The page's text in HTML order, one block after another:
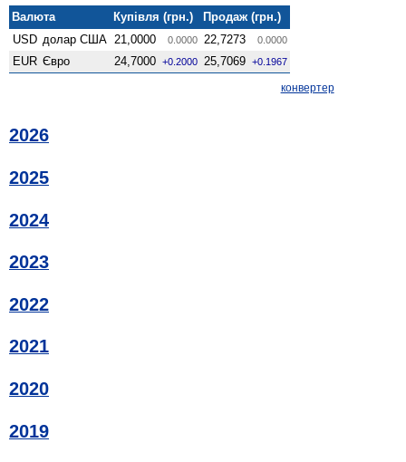
Валюта Купівля (грн.)
Продаж (грн.)
USD долар США 21,0000 0.0000 22,7273 0.0000
EUR Євро 24,7000 +0.2000 25,7069 +0.1967
конвертер
2026
2025
2024
2023
2022
2021
2020
2019